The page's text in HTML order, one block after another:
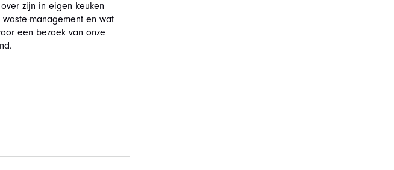
zijn in eigen keuken
management en wat
een bezoek van onze